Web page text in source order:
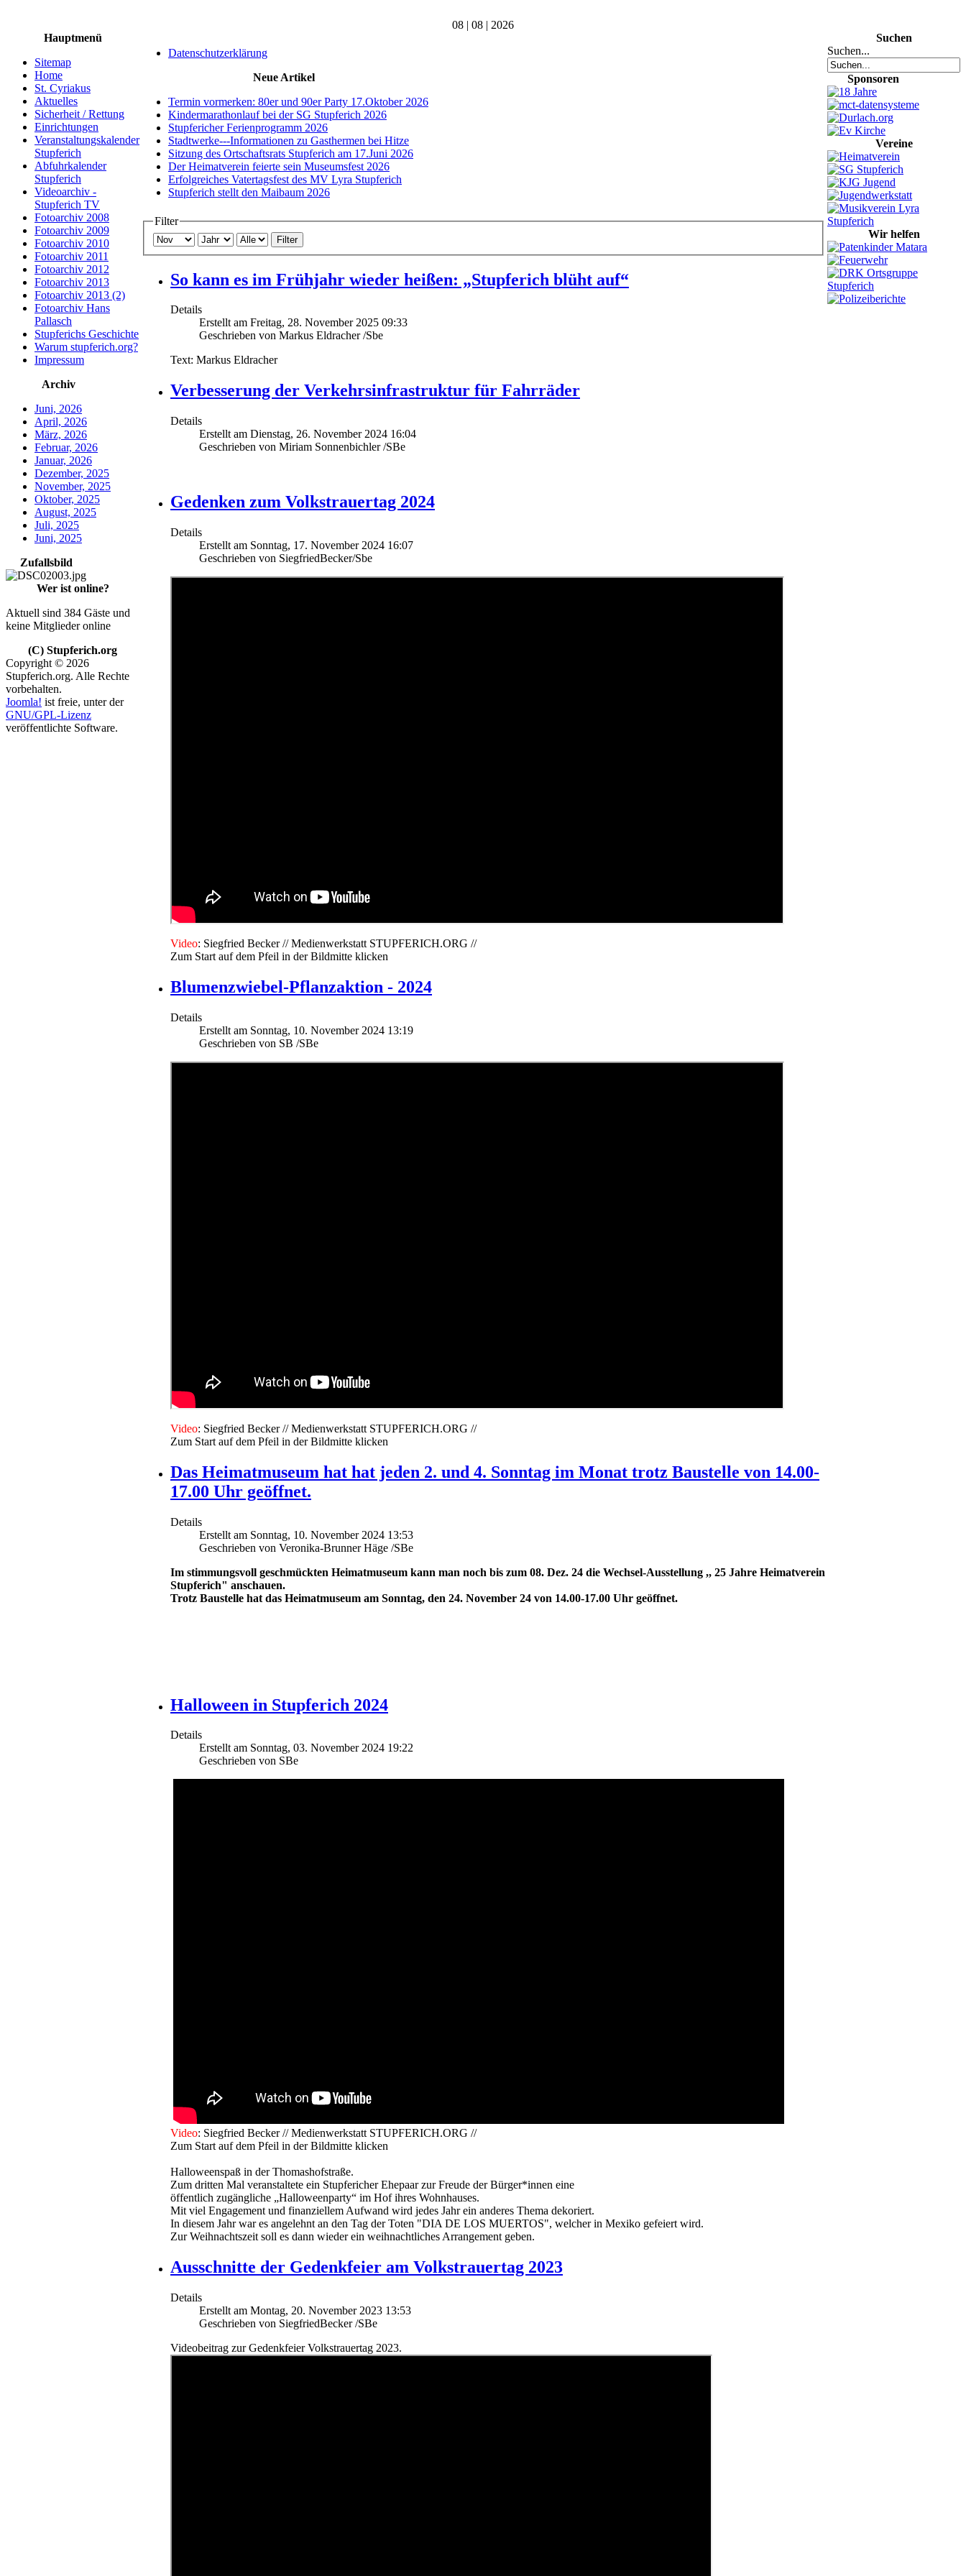
08 | 08 | 2026
Hauptmenü
Sitemap
Home
St. Cyriakus
Aktuelles
Sicherheit / Rettung
Einrichtungen
Veranstaltungskalender
Stupferich
Abfuhrkalender
Stupferich
Videoarchiv -
Stupferich TV
Fotoarchiv 2008
Fotoarchiv 2009
Fotoarchiv 2010
Fotoarchiv 2011
Fotoarchiv 2012
Fotoarchiv 2013
Fotoarchiv 2013 (2)
Fotoarchiv Hans
Pallasch
Stupferichs Geschichte
Warum stupferich.org?
Impressum
Archiv
Juni, 2026
April, 2026
März, 2026
Februar, 2026
Januar, 2026
Dezember, 2025
November, 2025
Oktober, 2025
August, 2025
Juli, 2025
Juni, 2025
Zufallsbild
Wer ist online?
Aktuell sind 384 Gäste und
keine Mitglieder online
(C) Stupferich.org
Copyright © 2026
Stupferich.org. Alle Rechte
vorbehalten.
Joomla! ist freie, unter der
GNU/GPL-Lizenz
veröffentlichte Software.
Datenschutzerklärung
Neue Artikel
Termin vormerken: 80er und 90er Party 17.Oktober 2026
Kindermarathonlauf bei der SG Stupferich 2026
Stupfericher Ferienprogramm 2026
Stadtwerke---Informationen zu Gasthermen bei Hitze
Sitzung des Ortschaftsrats Stupferich am 17.Juni 2026
Der Heimatverein feierte sein Museumsfest 2026
Erfolgreiches Vatertagsfest des MV Lyra Stupferich
Stupferich stellt den Maibaum 2026
Filter
Filter
So kann es im Frühjahr wieder heißen: „Stupferich blüht auf“
Details
Erstellt am Freitag, 28. November 2025 09:33
Geschrieben von Markus Eldracher /Sbe
Text: Markus Eldracher
Verbesserung der Verkehrsinfrastruktur für Fahrräder
Details
Erstellt am Dienstag, 26. November 2024 16:04
Geschrieben von Miriam Sonnenbichler /SBe
Gedenken zum Volkstrauertag 2024
Details
Erstellt am Sonntag, 17. November 2024 16:07
Geschrieben von SiegfriedBecker/Sbe
Video: Siegfried Becker // Medienwerkstatt STUPFERICH.ORG //
Zum Start auf dem Pfeil in der Bildmitte klicken
Blumenzwiebel-Pflanzaktion - 2024
Details
Erstellt am Sonntag, 10. November 2024 13:19
Geschrieben von SB /SBe
Video: Siegfried Becker // Medienwerkstatt STUPFERICH.ORG //
Zum Start auf dem Pfeil in der Bildmitte klicken
Das Heimatmuseum hat hat jeden 2. und 4. Sonntag im Monat trotz Baustelle von 14.00-
17.00 Uhr geöffnet.
Details
Erstellt am Sonntag, 10. November 2024 13:53
Geschrieben von Veronika-Brunner Häge /SBe
Im stimmungsvoll geschmückten Heimatmuseum kann man noch bis zum 08. Dez. 24 die Wechsel-Ausstellung ,, 25 Jahre Heimatverein
Stupferich" anschauen.
Trotz Baustelle hat das Heimatmuseum am Sonntag, den 24. November 24 von 14.00-17.00 Uhr geöffnet.
Halloween in Stupferich 2024
Details
Erstellt am Sonntag, 03. November 2024 19:22
Geschrieben von SBe
Video: Siegfried Becker // Medienwerkstatt STUPFERICH.ORG //
Zum Start auf dem Pfeil in der Bildmitte klicken
Halloweenspaß in der Thomashofstraße.
Zum dritten Mal veranstaltete ein Stupfericher Ehepaar zur Freude der Bürger*innen eine
öffentlich zugängliche „Halloweenparty“ im Hof ihres Wohnhauses.
Mit viel Engagement und finanziellem Aufwand wird jedes Jahr ein anderes Thema dekoriert.
In diesem Jahr war es angelehnt an den Tag der Toten "DIA DE LOS MUERTOS", welcher in Mexiko gefeiert wird.
Zur Weihnachtszeit soll es dann wieder ein weihnachtliches Arrangement geben.
Ausschnitte der Gedenkfeier am Volkstrauertag 2023
Details
Erstellt am Montag, 20. November 2023 13:53
Geschrieben von SiegfriedBecker /SBe
Videobeitrag zur Gedenkfeier Volkstrauertag 2023.
Suchen
Suchen...
Sponsoren
Vereine
Wir helfen